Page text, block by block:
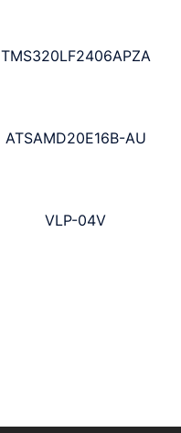
TMS320LF2406APZA
ATSAMD20E16B-AU
VLP-04V